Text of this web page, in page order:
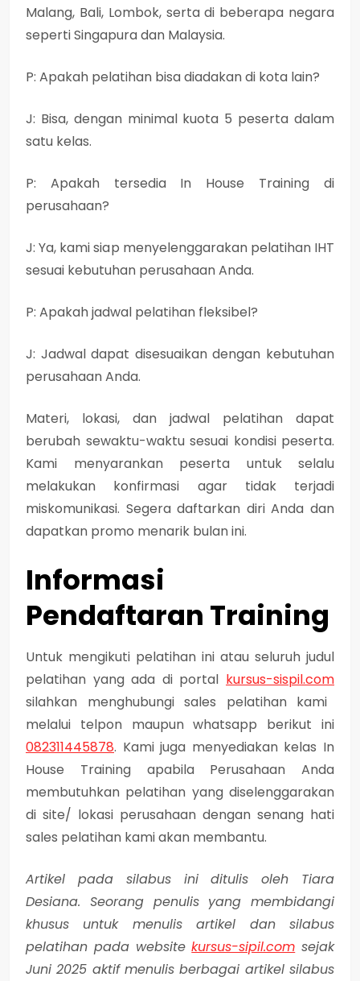
Malang, Bali, Lombok, serta di beberapa negara
seperti Singapura dan Malaysia.
P: Apakah pelatihan bisa diadakan di kota lain?
J: Bisa, dengan minimal kuota 5 peserta dalam
satu kelas.
P: Apakah tersedia In House Training di
perusahaan?
J: Ya, kami siap menyelenggarakan pelatihan IHT
sesuai kebutuhan perusahaan Anda.
P: Apakah jadwal pelatihan fleksibel?
J: Jadwal dapat disesuaikan dengan kebutuhan
perusahaan Anda.
Materi, lokasi, dan jadwal pelatihan dapat
berubah sewaktu-waktu sesuai kondisi peserta.
Kami menyarankan peserta untuk selalu
melakukan konfirmasi agar tidak terjadi
miskomunikasi. Segera daftarkan diri Anda dan
dapatkan promo menarik bulan ini.
Informasi
Pendaftaran Training
Untuk mengikuti pelatihan ini atau seluruh judul
pelatihan yang ada di portal kursus-sispil.com
silahkan menghubungi sales pelatihan kami
melalui telpon maupun whatsapp berikut ini
082311445878. Kami juga menyediakan kelas In
House Training apabila Perusahaan Anda
membutuhkan pelatihan yang diselenggarakan
di site/ lokasi perusahaan dengan senang hati
sales pelatihan kami akan membantu.
Artikel pada silabus ini ditulis oleh Tiara
Desiana. Seorang penulis yang membidangi
khusus untuk menulis artikel dan silabus
pelatihan pada websitekursus-sipil.com sejak
Juni 2025 aktif menulis berbagai artikel silabus